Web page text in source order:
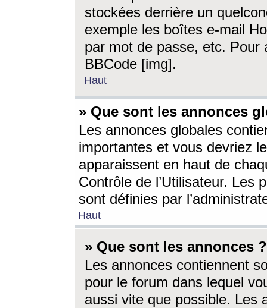
stockées derrière un
exemple les boîtes e-mail
par mot de passe, etc. Pour
BBCode [img].
Haut
» Que sont les annonces
Les annonces globales
importantes et vous devriez
apparaissent en haut de
Contrôle de l’Utilisateur. Les
sont définies par
Haut
» Que sont les annonces ?
Les annonces contiennent
pour le forum dans lequel
aussi vite que possible. Les